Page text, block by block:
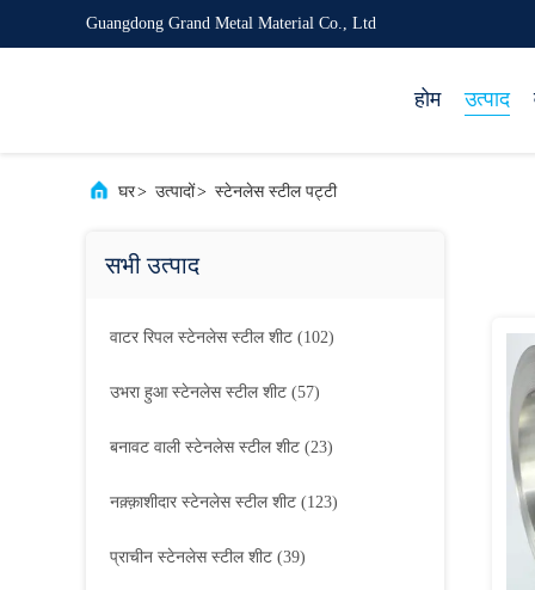
Guangdong Grand Metal Material Co., Ltd
होम उत्पाद
घर> उत्पादों> स्टेनलेस स्टील पट्टी
सभी उत्पाद
वाटर रिपल स्टेनलेस स्टील शीट (102)
उभरा हुआ स्टेनलेस स्टील शीट (57)
बनावट वाली स्टेनलेस स्टील शीट (23)
नक़्क़ाशीदार स्टेनलेस स्टील शीट (123)
प्राचीन स्टेनलेस स्टील शीट (39)